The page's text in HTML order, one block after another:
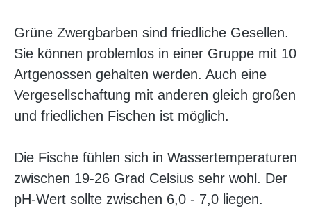
Grüne Zwergbarben sind friedliche Gesellen.
Sie können problemlos in einer Gruppe mit 10
Artgenossen gehalten werden. Auch eine
Vergesellschaftung mit anderen gleich großen
und friedlichen Fischen ist möglich.
Die Fische fühlen sich in Wassertemperaturen
zwischen 19-26 Grad Celsius sehr wohl. Der
pH-Wert sollte zwischen 6,0 - 7,0 liegen.